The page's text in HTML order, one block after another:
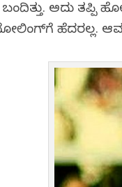
ಅದು ತಪ್ಪಿ
ಹೆದರಲ್ಲ.